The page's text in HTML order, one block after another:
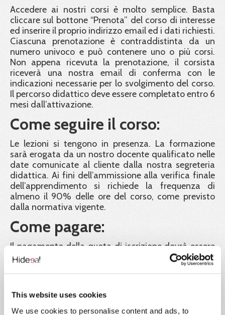
This website uses cookies
We use cookies to personalise content and ads, to
Accedere ai nostri corsi è molto semplice. Basta
cliccare sul bottone “Prenota” del corso di interesse
ed inserire il proprio indirizzo email ed i dati richiesti.
Ciascuna prenotazione è contraddistinta da un
numero univoco e può contenere uno o più corsi.
Non appena ricevuta la prenotazione, il corsista
riceverà una nostra email di conferma con le
indicazioni necessarie per lo svolgimento del corso.
Il percorso didattico deve essere completato entro 6
mesi dall’attivazione.
Come seguire il corso:
Le lezioni si tengono in presenza. La formazione
sarà erogata da un nostro docente qualificato nelle
date comunicate al cliente dalla nostra segreteria
didattica. Ai fini dell’ammissione alla verifica finale
dell’apprendimento si richiede la frequenza di
almeno il 90% delle ore del corso, come previsto
dalla normativa vigente.
Come pagare:
Il pagamento della quota di iscrizione dovrà essere
effettuato entro 5 giorni lavorativi precedenti alla
data di inizio del corso. Le iscrizioni saranno in ogni
caso confermate fino ad esaurimento posti, in
pagamenti. La classe è a numero chiuso e sarà
composta da un massimo di 30 partecipanti. Chi